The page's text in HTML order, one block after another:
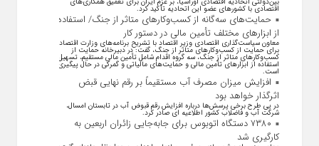
اقتصادی با کشورهای عضو این اتحادیه تأکید کرد.
حمایت‌های سه‌گانه از کسب‌وکارهای متاثر از جنگ/ استفاده
از ابزارهای مختلف تأمین مالی در دستور کار
معاون سیاست‌گذاری اقتصادی وزیر اقتصاد با تشریح برنامه‌های وزارت اقتصاد
برای حمایت از کسب‌وکار‌های متاثر از جنگ، گفت: در دبیرخانه حمایت از
کسب‌وکار‌های متاثر از جنگ، سه گروه اقدام شامل تأمین مالی مستقیم، تسهیل
استفاده از ابزار‌های تأمین مالی و حمایت‌های مالیاتی و گمرکی در حال پیگیری
است.
افزایش میزان مصرف آب مستقیماً بر رقم نهایی قبض
اثرگذار خواهد بود
در پی طرح برخی پرسش‌ها درباره افزایش رقم قبوض آب در تابستان امسال،
شرکت آب و فاضلاب کشور اطلاعیه ای صادر کرد.
۷۳۸۰ دستگاه اتوبوس برای جابه‌جایی زائران اربعین به
کارگیری شد